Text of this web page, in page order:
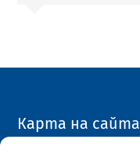
Карта на сайта